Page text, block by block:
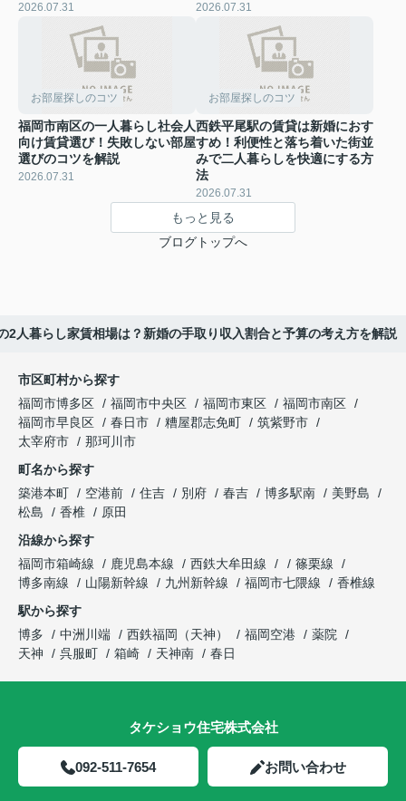
2026.07.31 2026.07.31
お部屋探しのコツ
福岡市南区の一人暮らし社会人
向け賃貸選び！失敗しない部屋
選びのコツを解説
2026.07.31
お部屋探しのコツ
西鉄平尾駅の賃貸は新婚におす
すめ！利便性と落ち着いた街並
みで二人暮らしを快適にする方
法
2026.07.31
もっと見る
ブログトップへ
2人暮らし家賃相場は？新婚の手取り収入割合と予算の考え方を解説
市区町村から探す
福岡市博多区
福岡市中央区 福岡市東区
福岡市南区
福岡市早良区
春日市 糟屋郡志免町
筑紫野市
太宰府市
那珂川市
町名から探す
築港本町
空港前 住吉 別府 春吉 博多駅南
美野島
松島
香椎
原田
沿線から探す
福岡市箱崎線
鹿児島本線 西鉄大牟田線
篠栗線
博多南線
山陽新幹線 九州新幹線 福岡市七隈線
香椎線
駅から探す
博多
中洲川端 西鉄福岡（天神） 福岡空港
薬院
天神
呉服町 箱崎 天神南 春日
タケショウ住宅株式会社
092-511-7654 お問い合わせ